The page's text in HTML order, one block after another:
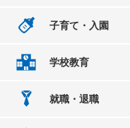
子育て・入園
学校教育
就職・退職